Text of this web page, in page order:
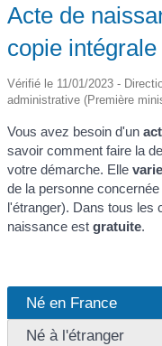
Acte de
copie
Vérifié le 11/01/2023 -
administrative (Première
Vous avez besoin d'un
savoir comment faire la
votre démarche. Ellevarie
de la personne
l'étranger). Dans tous les
naissance estgratuite.
Né en France
Né à l'étranger